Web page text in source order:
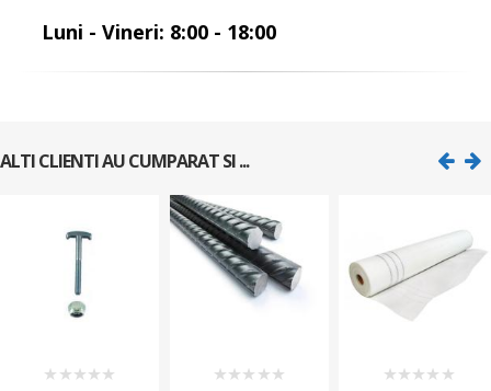
Luni - Vineri: 8:00 - 18:00
ALTI CLIENTI AU CUMPARAT SI ...